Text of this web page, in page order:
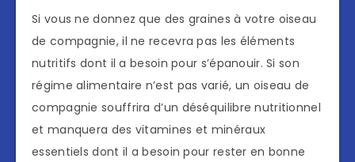
Si vous ne donnez que des graines à votre oiseau
de compagnie, il ne recevra pas les éléments
nutritifs dont il a besoin pour s’épanouir. Si son
régime alimentaire n’est pas varié, un oiseau de
compagnie souffrira d’un déséquilibre nutritionnel
et manquera des vitamines et minéraux
essentiels dont il a besoin pour rester en bonne